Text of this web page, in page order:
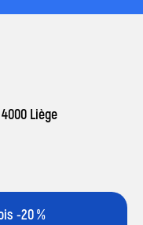
Liège
-20 %